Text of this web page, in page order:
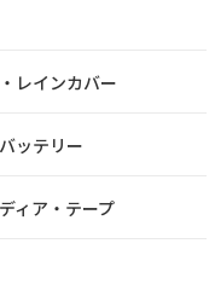
レインカバー
ッテリー
ィア・テープ